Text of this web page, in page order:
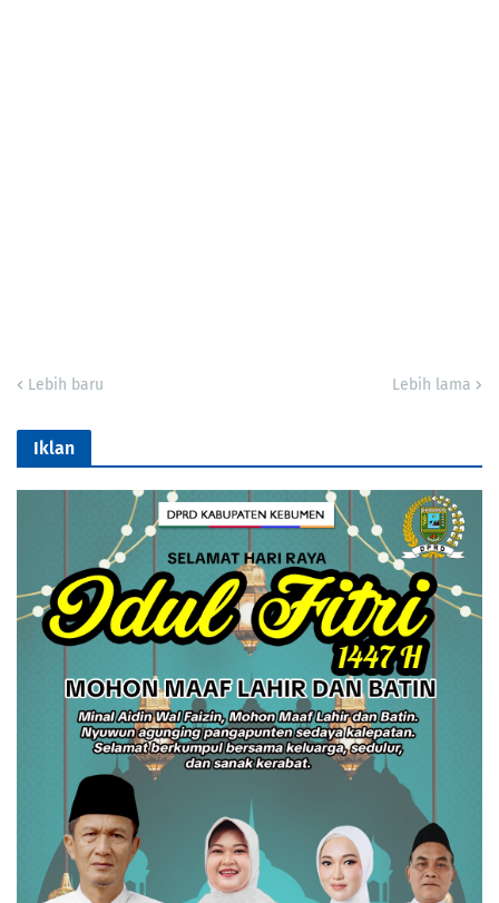
Lebih baru Lebih lama
Iklan